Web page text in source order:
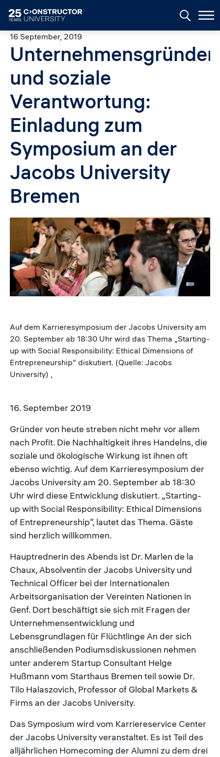
16 September, 2019
Unternehmensgründer
und soziale
Verantwortung:
Einladung zum
Symposium an der
Jacobs University
Bremen
Image
Auf dem Karrieresymposium der Jacobs University am
20. September ab 18:30 Uhr wird das Thema „Starting-
up with Social Responsibility: Ethical Dimensions of
Entrepreneurship” diskutiert. (Quelle: Jacobs
University) ,
16. September 2019
Gründer von heute streben nicht mehr vor allem
nach Profit. Die Nachhaltigkeit ihres Handelns, die
soziale und ökologische Wirkung ist ihnen oft
ebenso wichtig. Auf dem Karrieresymposium der
Jacobs University am 20. September ab 18:30
Uhr wird diese Entwicklung diskutiert. „Starting-
up with Social Responsibility: Ethical Dimensions
of Entrepreneurship”, lautet das Thema. Gäste
sind herzlich willkommen.
Hauptrednerin des Abends ist Dr. Marlen de la
Chaux, Absolventin der Jacobs University und
Technical Officer bei der Internationalen
Arbeitsorganisation der Vereinten Nationen in
Genf. Dort beschäftigt sie sich mit Fragen der
Unternehmensentwicklung und
Lebensgrundlagen für Flüchtlinge An der sich
anschließenden Podiumsdiskussionen nehmen
unter anderem Startup Consultant Helge
Hußmann vom Starthaus Bremen teil sowie Dr.
Tilo Halaszovich, Professor of Global Markets &
Firms an der Jacobs University.
Das Symposium wird vom Karriereservice Center
der Jacobs University veranstaltet. Es ist Teil des
alljährlichen Homecoming der Alumni zu dem drei